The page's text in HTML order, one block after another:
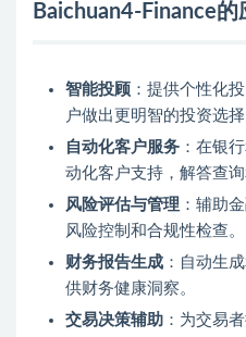
Baichuan4-Finance
智能投顾 ：提供个性化
户做出更明智的投资选择
自动化客户服务 ：在银
动化客户支持，解答查询
风险评估与管理 ：辅助
风险控制和合规性检查。
财务报告生成 ：自动生
供财务健康洞察。
交易决策辅助 ：为交易